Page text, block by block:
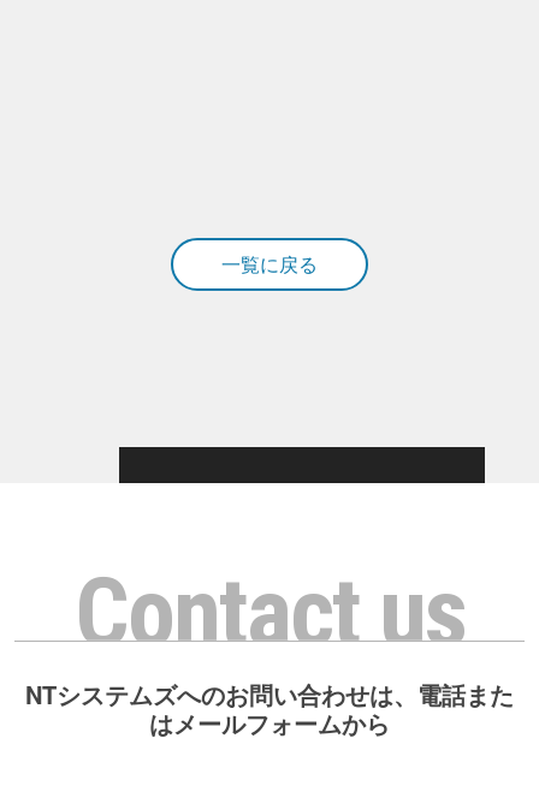
一覧に戻る
Contact us
NTシステムズへのお問い合わせは、電話また
はメールフォームから